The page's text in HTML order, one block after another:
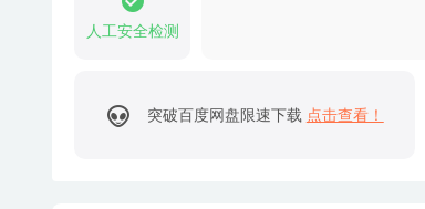
人工安全检测
突破百度网盘限速下载 点击查看！